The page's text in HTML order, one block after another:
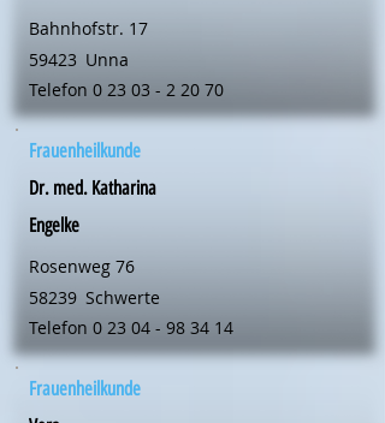
Bahnhofstr. 17
59423 Unna
Telefon 0 23 03 - 2 20 70
Frauenheilkunde
Dr. med. Katharina
Engelke
Rosenweg 76
58239 Schwerte
Telefon 0 23 04 - 98 34 14
Frauenheilkunde